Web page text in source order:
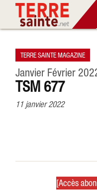
TERRE SAINTE MAGAZINE
Janvier Février
TSM 677
11 janvier 2022
[Accès